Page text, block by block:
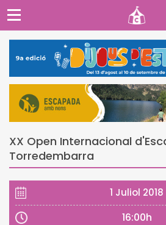
XX Open Internacional
Torredembarra
1 Juliol 2018
16:00h